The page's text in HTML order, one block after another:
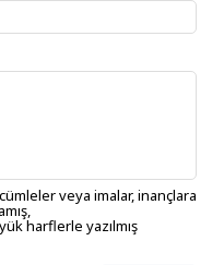
veya imalar, inançlara
harflerle yazılmış